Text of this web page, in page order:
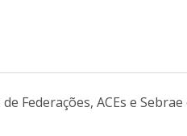
Federações, ACEs e